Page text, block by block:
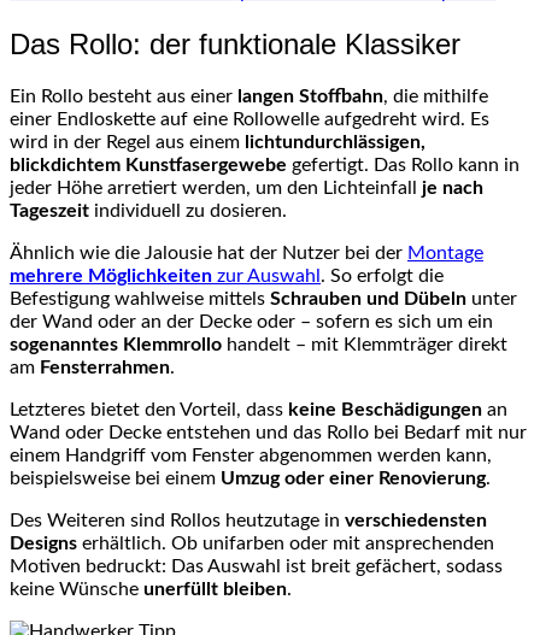
Das Rollo: der funktionale Klassiker
Ein Rollo besteht aus einer langen Stoffbahn, die mithilfe
einer Endloskette auf eine Rollowelle aufgedreht wird. Es
wird in der Regel aus einem lichtundurchlässigen,
blickdichtem Kunstfasergewebe gefertigt. Das Rollo kann in
jeder Höhe arretiert werden, um den Lichteinfall je nach
Tageszeit individuell zu dosieren.
Ähnlich wie die Jalousie hat der Nutzer bei der Montage
mehrere Möglichkeiten zur Auswahl . So erfolgt die
Befestigung wahlweise mittels Schrauben und Dübeln unter
der Wand oder an der Decke oder – sofern es sich um ein
sogenanntes Klemmrollo handelt – mit Klemmträger direkt
am Fensterrahmen.
Letzteres bietet den Vorteil, dass keine Beschädigungen an
Wand oder Decke entstehen und das Rollo bei Bedarf mit nur
einem Handgriff vom Fenster abgenommen werden kann,
beispielsweise bei einem Umzug oder einer Renovierung.
Des Weiteren sind Rollos heutzutage in verschiedensten
Designs erhältlich. Ob unifarben oder mit ansprechenden
Motiven bedruckt: Das Auswahl ist breit gefächert, sodass
keine Wünsche unerfüllt bleiben.